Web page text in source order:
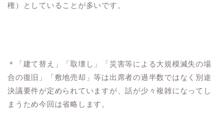
権）としていることが多いです。
＊「建て替え」「取壊し」「災害等による大規模滅失の場
合の復旧」「敷地売却」等は出席者の過半数ではなく別途
決議要件が定められていますが、話が少々複雑になってし
まうため今回は省略します。